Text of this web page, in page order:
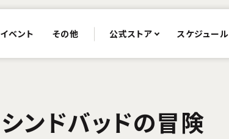
イベント その他 公式ストア スケジュール
シンドバッドの冒険